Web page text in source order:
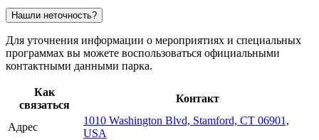
Нашли неточность?
Для уточнения информации о мероприятиях и специальных
программах вы можете воспользоваться официальными
контактными данными парка.
Как
связаться
Контакт
Адрес
1010 Washington Blvd, Stamford, CT 06901,
USA